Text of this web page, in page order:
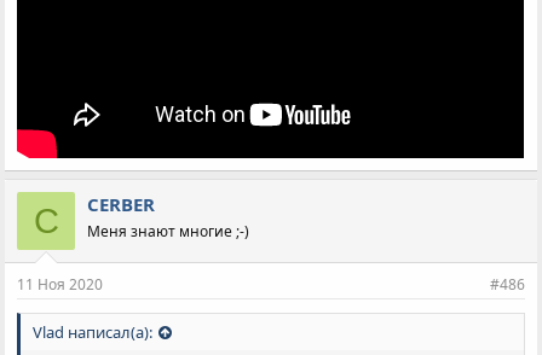
C CERBER
Меня знают многие ;-)
11 Ноя 2020 #486
Vlad написал(а):